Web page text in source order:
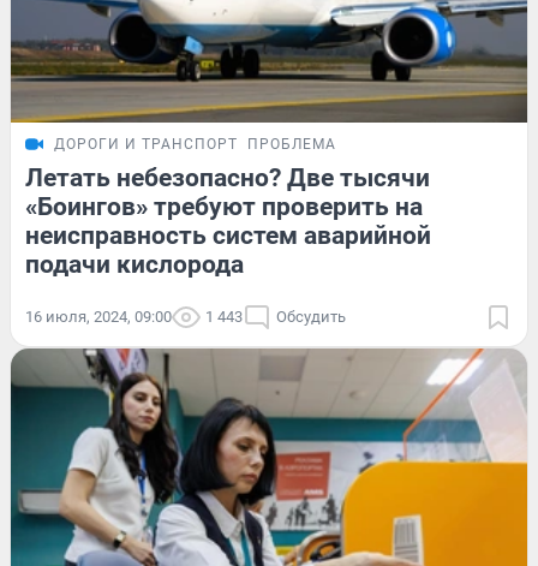
ДОРОГИ И ТРАНСПОРТ ПРОБЛЕМА
Летать небезопасно? Две тысячи
«Боингов» требуют проверить на
неисправность систем аварийной
подачи кислорода
16 июля, 2024, 09:00 1 443 Обсудить